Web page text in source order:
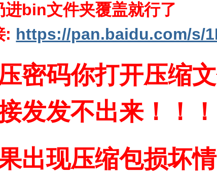
进bin文件夹覆盖就行了
: https://pan.baidu.com/s/
密码你打开压缩
发发不出来！！！
出现压缩包损坏